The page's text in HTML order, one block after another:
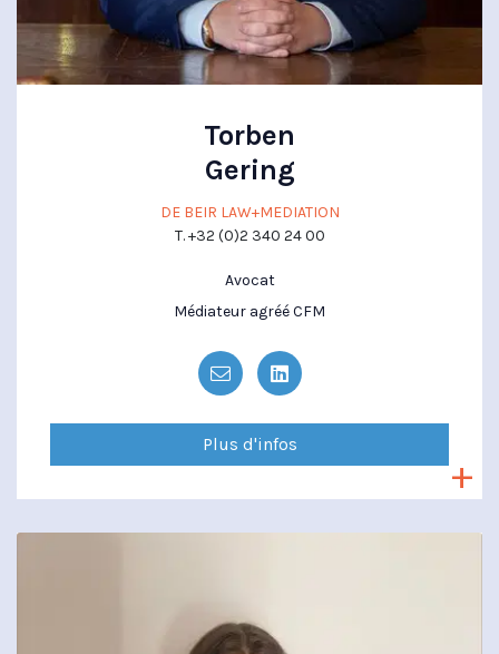
Torben
Gering
DE BEIR LAW+MEDIATION
T. +32 (0)2 340 24 00
Avocat
Médiateur agréé CFM
Plus d'infos